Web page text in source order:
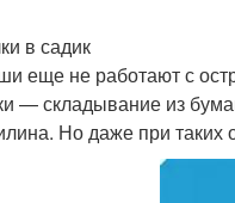
на участке
в садик
еще не работают с
— складывание из
Но даже при